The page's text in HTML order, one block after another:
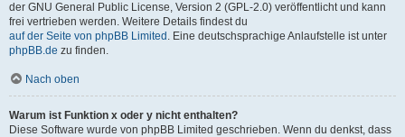
der GNU General Public License, Version 2 (GPL-2.0) veröffentlicht und kann
frei vertrieben werden. Weitere Details findest du
auf der Seite von phpBB Limited . Eine deutschsprachige Anlaufstelle ist unter
phpBB.de zu finden.
Nach oben
Warum ist Funktion x oder y nicht enthalten?
Diese Software wurde von phpBB Limited geschrieben. Wenn du denkst, dass